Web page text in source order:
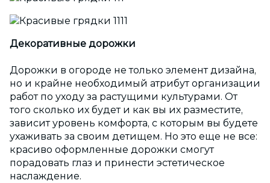
Декоративные дорожки
Дорожки в огороде не только элемент дизайна,
но и крайне необходимый атрибут организации
работ по уходу за растущими культурами. От
того сколько их будет и как вы их разместите,
зависит уровень комфорта, с которым вы будете
ухаживать за своим детищем. Но это еще не все:
красиво оформленные дорожки смогут
порадовать глаз и принести эстетическое
наслаждение.